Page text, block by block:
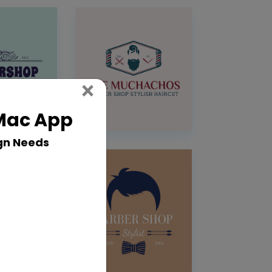
App
Needs
× Close